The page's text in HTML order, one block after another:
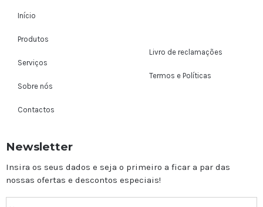
Início
Produtos
Serviços
Sobre nós
Contactos
Livro de reclamações
Termos e Políticas
Newsletter
Insira os seus dados e seja o primeiro a ficar a par das
nossas ofertas e descontos especiais!